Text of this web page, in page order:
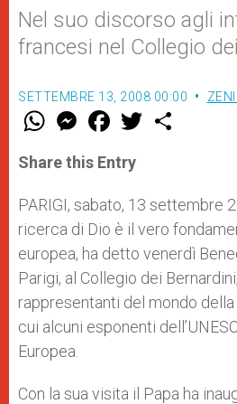
Nel suo discorso agli
francesi nel Collegio
SETTEMBRE 13, 2008 00:00
W
t
s
p
p
M
e
s
e
g
e
r
F
a
e
b
o
k
w
r
Share this Entry
PARIGI, sabato, 13 settembre
ricerca di Dio è il vero
europea, ha detto venerdì
Parigi, al Collegio dei
rappresentanti del mondo
cui alcuni esponenti
Europea.
Con la sua visita il Papa ha